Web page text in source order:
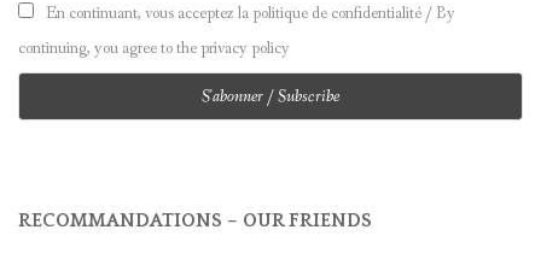
En continuant, vous acceptez la politique de confidentialité / By
continuing, you agree to the privacy policy
RECOMMANDATIONS – OUR FRIENDS